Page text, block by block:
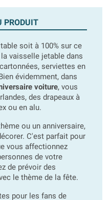
PRODUIT
soit à 100% sur ce
vaisselle jetable dans
serviettes en
évidemment, dans
voiture, vous
des drapeaux à
ou en alu.
ou un anniversaire,
C'est parfait pour
vous affectionnez
de votre
de prévoir des
le thème de la fête.
pour les fans de